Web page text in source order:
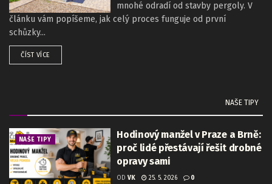
mnohé odradí od stavby pergoly. V
článku vám popíšeme, jak celý proces funguje od první
schůzky...
ČÍST VÍCE
NAŠE TIPY
NAŠE TIPY
Hodinový manžel v Praze a Brně:
proč lidé přestávají řešit drobné
opravy sami
OD VK 25. 5. 2026 0